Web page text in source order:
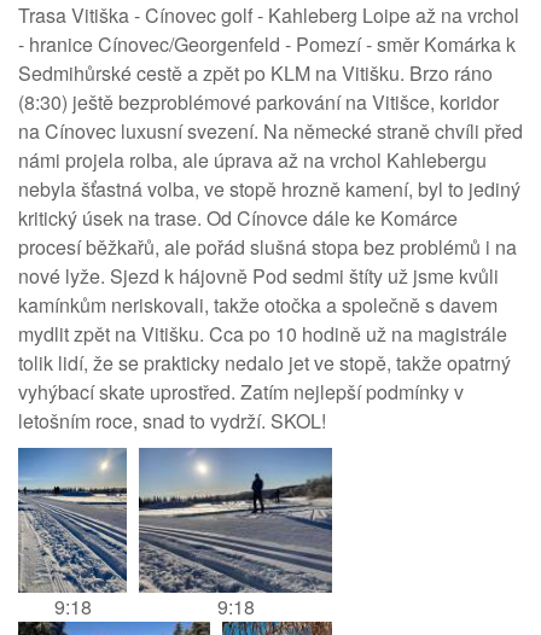
Trasa Vitiška - Cínovec golf - Kahleberg Loipe až na vrchol
- hranice Cínovec/Georgenfeld - Pomezí - směr Komárka k
Sedmihůrské cestě a zpět po KLM na Vitišku. Brzo ráno
(8:30) ještě bezproblémové parkování na Vitišce, koridor
na Cínovec luxusní svezení. Na německé straně chvíli před
námi projela rolba, ale úprava až na vrchol Kahlebergu
nebyla šťastná volba, ve stopě hrozně kamení, byl to jediný
kritický úsek na trase. Od Cínovce dále ke Komárce
procesí běžkařů, ale pořád slušná stopa bez problémů i na
nové lyže. Sjezd k hájovně Pod sedmi štíty už jsme kvůli
kamínkům neriskovali, takže otočka a společně s davem
mydlit zpět na Vitišku. Cca po 10 hodině už na magistrále
tolik lidí, že se prakticky nedalo jet ve stopě, takže opatrný
vyhýbací skate uprostřed. Zatím nejlepší podmínky v
letošním roce, snad to vydrží. SKOL!
9:18 9:18